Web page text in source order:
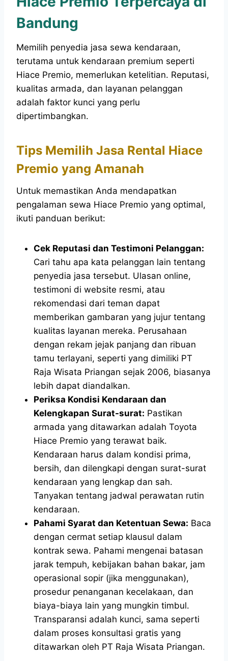
Bandung
Memilih penyedia jasa sewa kendaraan,
terutama untuk kendaraan premium seperti
Hiace Premio, memerlukan ketelitian. Reputasi,
kualitas armada, dan layanan pelanggan
adalah faktor kunci yang perlu
dipertimbangkan.
Tips Memilih Jasa Rental Hiace
Premio yang Amanah
Untuk memastikan Anda mendapatkan
pengalaman sewa Hiace Premio yang optimal,
ikuti panduan berikut:
Cek Reputasi dan Testimoni Pelanggan:
Cari tahu apa kata pelanggan lain tentang
penyedia jasa tersebut. Ulasan online,
testimoni di website resmi, atau
rekomendasi dari teman dapat
memberikan gambaran yang jujur tentang
kualitas layanan mereka. Perusahaan
dengan rekam jejak panjang dan ribuan
tamu terlayani, seperti yang dimiliki PT
Raja Wisata Priangan sejak 2006, biasanya
lebih dapat diandalkan.
Periksa Kondisi Kendaraan dan
Kelengkapan Surat-surat: Pastikan
armada yang ditawarkan adalah Toyota
Hiace Premio yang terawat baik.
Kendaraan harus dalam kondisi prima,
bersih, dan dilengkapi dengan surat-surat
kendaraan yang lengkap dan sah.
Tanyakan tentang jadwal perawatan rutin
kendaraan.
Pahami Syarat dan Ketentuan Sewa: Baca
dengan cermat setiap klausul dalam
kontrak sewa. Pahami mengenai batasan
jarak tempuh, kebijakan bahan bakar, jam
operasional sopir (jika menggunakan),
prosedur penanganan kecelakaan, dan
biaya-biaya lain yang mungkin timbul.
Transparansi adalah kunci, sama seperti
dalam proses konsultasi gratis yang
ditawarkan oleh PT Raja Wisata Priangan.